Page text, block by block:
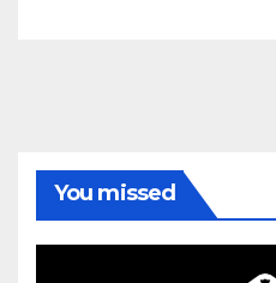
You missed